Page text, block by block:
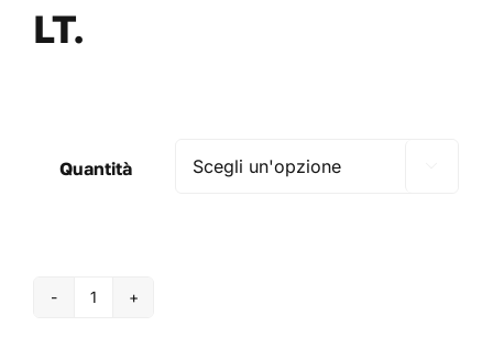
LT.
Quantità
Bidone